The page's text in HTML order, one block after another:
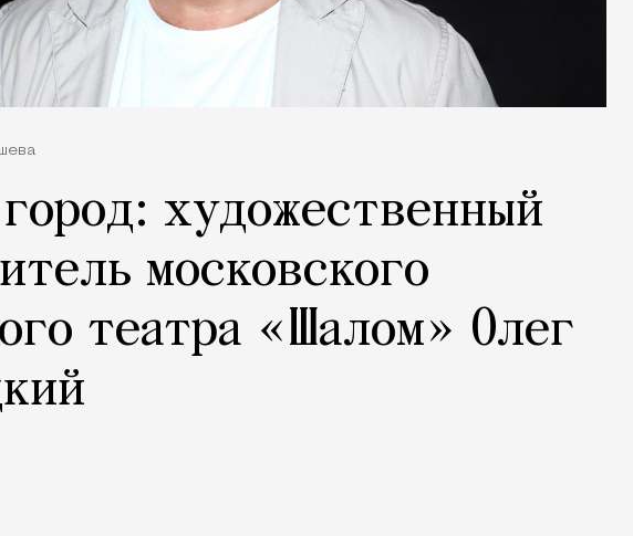
художественный
московского
театра «Шалом» Олег